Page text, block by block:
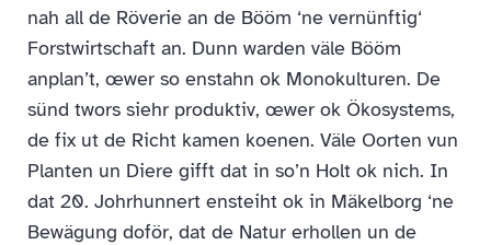
nah all de Röverie an de Bööm ‘ne vernünftig‘
Forstwirtschaft an. Dunn warden väle Bööm
anplan’t, œwer so enstahn ok Monokulturen. De
sünd twors siehr produktiv, œwer ok Ökosystems,
de fix ut de Richt kamen koenen. Väle Oorten vun
Planten un Diere gifft dat in so’n Holt ok nich. In
dat 20. Johrhunnert ensteiht ok in Mäkelborg ‘ne
Bewägung doför, dat de Natur erhollen un de